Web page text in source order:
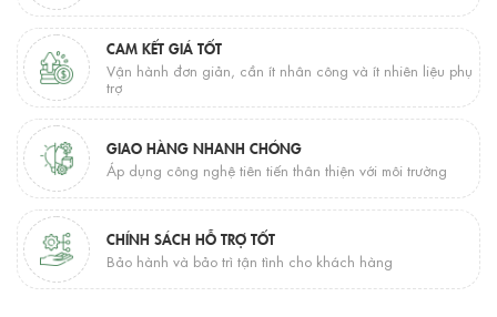
CAM KẾT GIÁ TỐT
Vận hành đơn giản, cần ít nhân công và ít nhiên liệu phụ
trợ
GIAO HÀNG NHANH CHÓNG
Áp dụng công nghệ tiên tiến thân thiện với môi trường
CHÍNH SÁCH HỖ TRỢ TỐT
Bảo hành và bảo trì tận tình cho khách hàng